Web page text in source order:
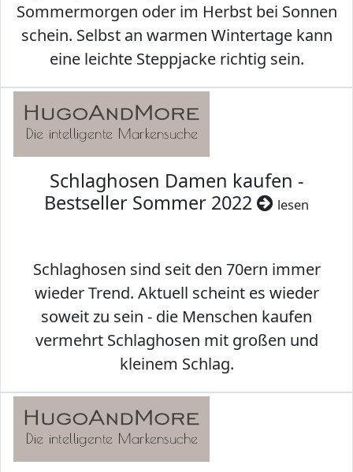
Sommermorgen oder im Herbst bei Sonnen
schein. Selbst an warmen Wintertage kann
eine leichte Steppjacke richtig sein.
Schlaghosen Damen kaufen -
Bestseller Sommer 2022
lesen
Schlaghosen sind seit den 70ern immer
wieder Trend. Aktuell scheint es wieder
soweit zu sein - die Menschen kaufen
vermehrt Schlaghosen mit großen und
kleinem Schlag.